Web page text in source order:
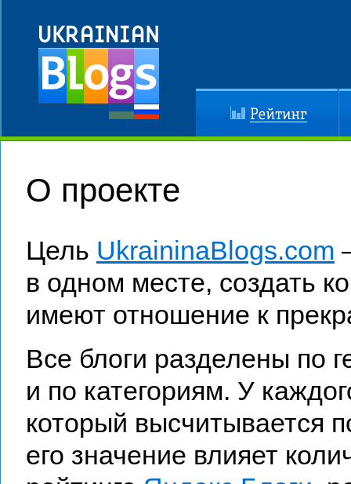
Рейтинг
О проекте
Цель UkraininaBlogs.com
в одном месте, создать
имеют отношение к
Все блоги разделены по
и по категориям. У
который высчитывается
его значение влияет